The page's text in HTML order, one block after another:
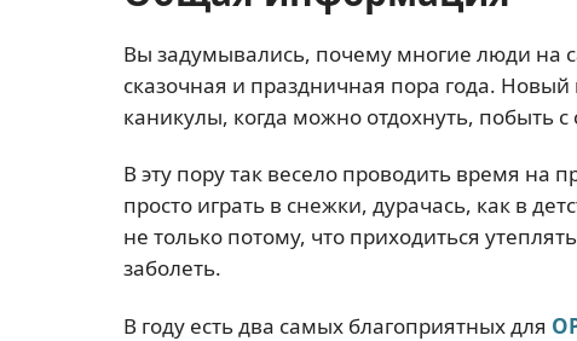
Вы задумывались, почему многие люди на
сказочная и праздничная пора года.
каникулы, когда можно отдохнуть, побыть
В эту пору так весело проводить время на
просто играть в снежки, дурачась, как в
не только потому, что приходиться
заболеть.
В году есть два самых благоприятных для